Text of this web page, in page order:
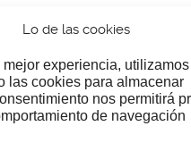
Lo de las cookies
mejor experiencia, utilizamos
las cookies para almacenar
nos permitirá
de navegación
un cafecillo?